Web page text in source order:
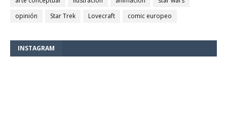
opinión
Star Trek Lovecraft comic europeo
INSTAGRAM